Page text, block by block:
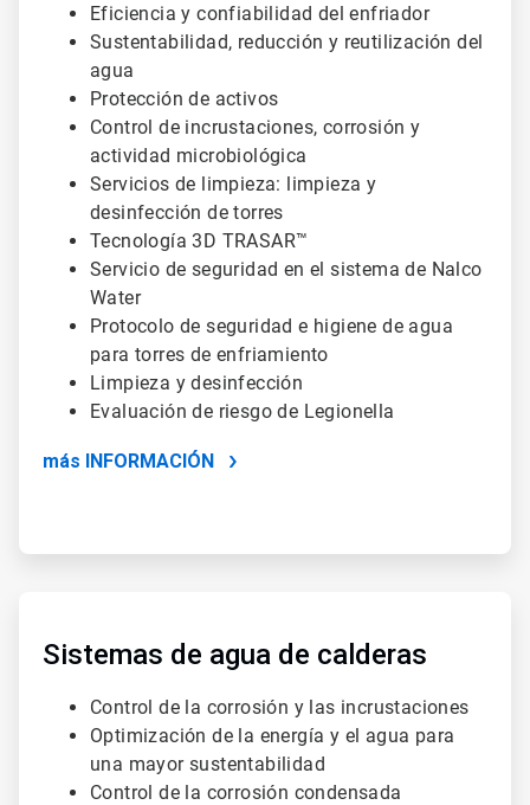
Eficiencia y confiabilidad del enfriador
Sustentabilidad, reducción y reutilización del
agua
Protección de activos
Control de incrustaciones, corrosión y
actividad microbiológica
Servicios de limpieza: limpieza y
desinfección de torres
Tecnología 3D TRASAR™
Servicio de seguridad en el sistema de Nalco
Water
Protocolo de seguridad e higiene de agua
para torres de enfriamiento
Limpieza y desinfección
Evaluación de riesgo de Legionella
más INFORMACIÓN
Sistemas de agua de calderas
Control de la corrosión y las incrustaciones
Optimización de la energía y el agua para
una mayor sustentabilidad
Control de la corrosión condensada